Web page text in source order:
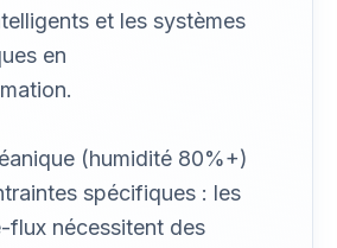
et les systèmes
en
(humidité 80%+)
spécifiques : les
flux nécessitent des